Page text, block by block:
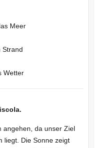
Meer
Strand
Wetter
angehen, da unser Ziel
liegt. Die Sonne zeigt